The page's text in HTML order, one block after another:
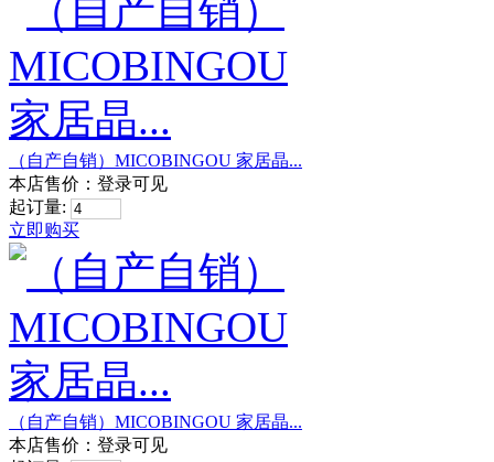
（自产自销）MICOBINGOU 家居晶...
本店售价： 登录可见
起订量:
立即购买
（自产自销）MICOBINGOU 家居晶...
本店售价： 登录可见